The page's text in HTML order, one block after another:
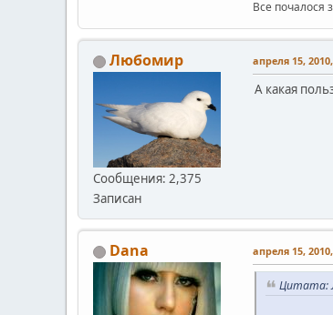
Все почалося
Любомир
Сообщения: 2,375
Записан
апреля 15,
А какая
Dana апреля 15,
Цитата: